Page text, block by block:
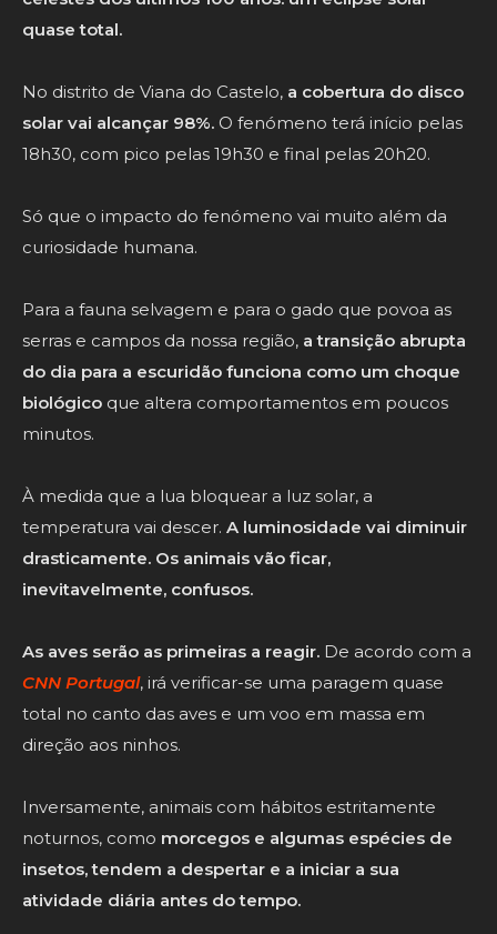
quase total.
No distrito de Viana do Castelo, a cobertura do disco
solar vai alcançar 98%. O fenómeno terá início pelas
18h30, com pico pelas 19h30 e final pelas 20h20.
Só que o impacto do fenómeno vai muito além da
curiosidade humana.
Para a fauna selvagem e para o gado que povoa as
serras e campos da nossa região, a transição abrupta
do dia para a escuridão funciona como um choque
biológico que altera comportamentos em poucos
minutos.
À medida que a lua bloquear a luz solar, a
temperatura vai descer. A luminosidade vai diminuir
drasticamente. Os animais vão ficar,
inevitavelmente, confusos.
As aves serão as primeiras a reagir. De acordo com a
CNN Portugal, irá verificar-se uma paragem quase
total no canto das aves e um voo em massa em
direção aos ninhos.
Inversamente, animais com hábitos estritamente
noturnos, como morcegos e algumas espécies de
insetos, tendem a despertar e a iniciar a sua
atividade diária antes do tempo.